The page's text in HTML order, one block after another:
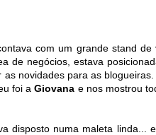
com um grande stand de
de negócios, estava
as novidades para as
foi aGiovana e nos mostrou
disposto numa maleta linda...